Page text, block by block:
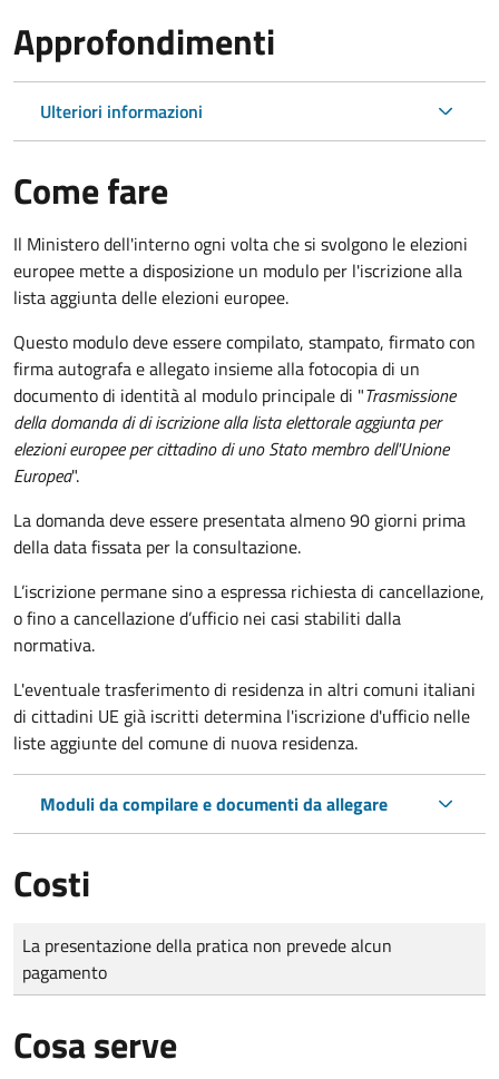
Approfondimenti
Ulteriori informazioni
Come fare
Il Ministero dell'interno ogni volta che si svolgono le elezioni
europee mette a disposizione un modulo per l'iscrizione alla
lista aggiunta delle elezioni europee.
Questo modulo deve essere compilato, stampato, firmato con
firma autografa e allegato insieme alla fotocopia di un
documento di identità al modulo principale di "Trasmissione
della domanda di di iscrizione alla lista elettorale aggiunta per
elezioni europee per cittadino di uno Stato membro dell'Unione
Europea".
La domanda deve essere presentata almeno 90 giorni prima
della data fissata per la consultazione.
L’iscrizione permane sino a espressa richiesta di cancellazione,
o fino a cancellazione d’ufficio nei casi stabiliti dalla
normativa.
L'eventuale trasferimento di residenza in altri comuni italiani
di cittadini UE già iscritti determina l'iscrizione d'ufficio nelle
liste aggiunte del comune di nuova residenza.
Moduli da compilare e documenti da allegare
Costi
Tipo di pagamento
Importo
La presentazione della pratica non prevede alcun
pagamento
Cosa serve